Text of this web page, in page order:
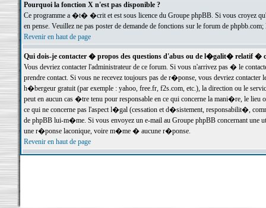
Pourquoi la fonction X n'est pas disponible ?
Ce programme a �t� �crit et est sous licence du Groupe phpBB. Si vous croyez
en pense. Veuillez ne pas poster de demande de fonctions sur le forum de
Revenir en haut de page
Qui dois-je contacter � propos des questions d'abus ou de l�galit� relatif �
Vous devriez contacter l'administrateur de ce forum. Si vous n'arrivez pas � le
prendre contact. Si vous ne recevez toujours pas de r�ponse, vous devriez
h�bergeur gratuit (par exemple : yahoo, free.fr, f2s.com, etc.), la direction ou le
peut en aucun cas �tre tenu pour responsable en ce qui concerne la mani�re, le
ce qui ne concerne pas l'aspect l�gal (cessation et d�sistement, responsabilit�,
de phpBB lui-m�me. Si vous envoyez un e-mail au Groupe phpBB concernant une
une r�ponse laconique, voire m�me � aucune r�ponse.
Revenir en haut de page